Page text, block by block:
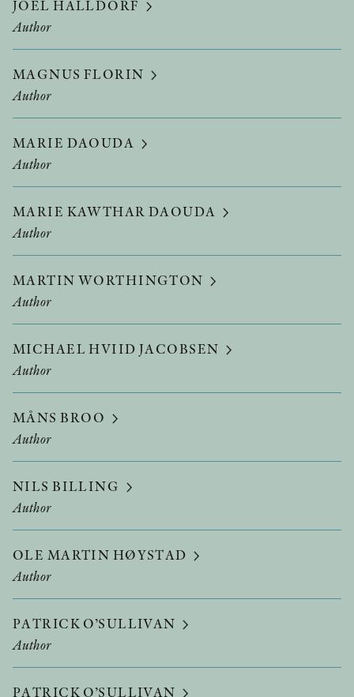
JOEL HALLDORF
Author
MAGNUS FLORIN
Author
MARIE DAOUDA
Author
MARIE KAWTHAR DAOUDA
Author
MARTIN WORTHINGTON
Author
MICHAEL HVIID JACOBSEN
Author
MÅNS BROO
Author
NILS BILLING
Author
OLE MARTIN HØYSTAD
Author
PATRICK O’SULLIVAN
Author
PATRICK O’SULLIVAN